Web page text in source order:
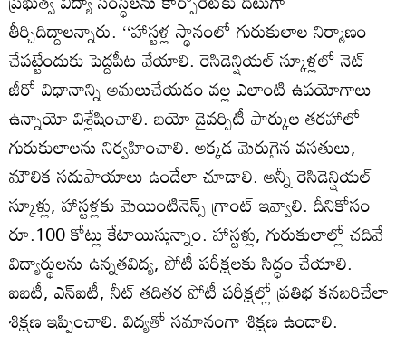
తీర్చిదిద్దాలన్నారు. ‘‘హాస్టళ్ల స్థానంలో గురుకులాల నిర్మాణం
చేపట్టేందుకు పెద్దపీట వేయాలి. రెసిడెన్షియల్‌ స్కూళ్లలో నెట్‌
జీరో విధానాన్ని అమలుచేయడం వల్ల ఎలాంటి ఉపయోగాలు
ఉన్నాయో విశ్లేషించాలి. బయో డైవర్సిటీ పార్కుల తరహాలో
గురుకులాలను నిర్వహించాలి. అక్కడ మెరుగైన వసతులు,
మౌలిక సదుపాయాలు ఉండేలా చూడాలి. అన్నీ రెసిడెన్షియల్‌
స్కూళ్లు, హాస్టళ్లకు మెయింటినెన్స్‌ గ్రాంట్‌ ఇవ్వాలి. దీనికోసం
రూ.100 కోట్లు కేటాయిస్తున్నాం. హాస్టళ్లు, గురుకులాల్లో చదివే
విద్యార్థులను ఉన్నతవిద్య, పోటీ పరీక్షలకు సిద్ధం చేయాలి.
ఐఐటీ, ఎన్‌ఐటీ, నీట్‌ తదితర పోటీ పరీక్షల్లో ప్రతిభ కనబరిచేలా
శిక్షణ ఇప్పించాలి. విద్యతో సమానంగా శిక్షణ ఉండాలి.